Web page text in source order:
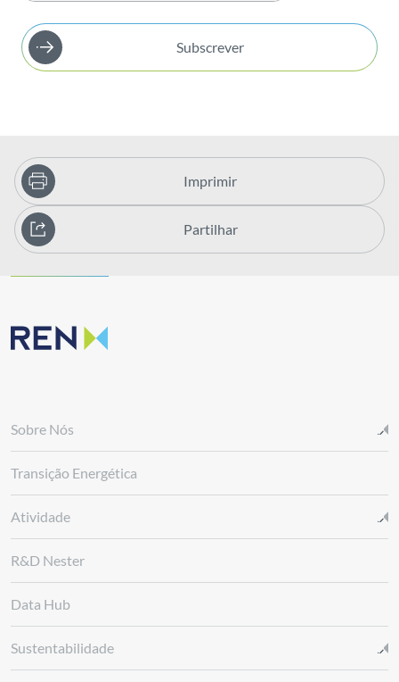
Subscrever
Imprimir
Partilhar
Sobre Nós
Transição Energética
Atividade
R&D Nester
Data Hub
Sustentabilidade